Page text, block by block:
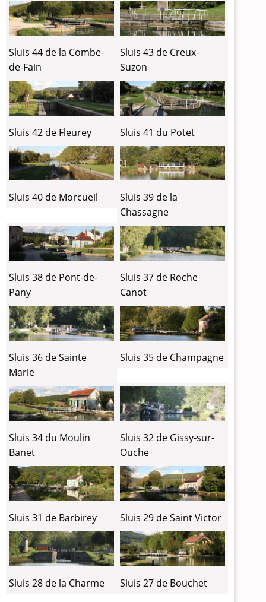
Sluis 44 de la Combe-
de-Fain
Sluis 43 de Creux-
Suzon
Sluis 42 de Fleurey Sluis 41 du Potet
Sluis 40 de Morcueil
Sluis 39 de la
Chassagne
Sluis 38 de Pont-de-
Pany
Sluis 37 de Roche
Canot
Sluis 36 de Sainte
Marie
Sluis 35 de Champagne
Sluis 34 du Moulin
Banet
Sluis 32 de Gissy-sur-
Ouche
Sluis 31 de Barbirey Sluis 29 de Saint Victor
Sluis 28 de la Charme Sluis 27 de Bouchet